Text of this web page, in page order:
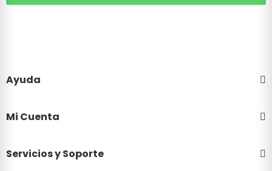
Ayuda
Mi Cuenta
Servicios y Soporte